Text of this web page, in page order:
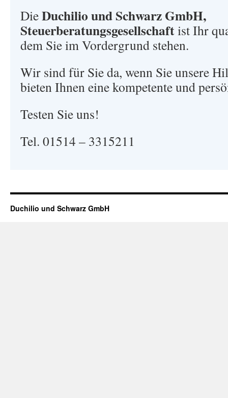
DieDuchilio und Schwarz GmbH,
Steuerberatungsgesellschaftist Ihr
dem Sie im Vordergrund stehen.
Wir sind für Sie da, wenn Sie unsere
bieten Ihnen eine kompetente und
Testen Sie uns!
Tel. 01514 – 3315211
Duchilio und Schwarz GmbH